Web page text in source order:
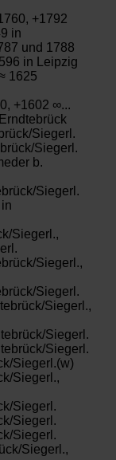
+1792
in
und 1788
in Leipzig
1625
+1602 ∞...
Siegerl.
Siegerl.
b.
Siegerl.
Siegerl.,
Siegerl.,
Siegerl.
Siegerl.,
Siegerl.
Siegerl.
Siegerl.(w)
Siegerl.,
Siegerl.
Siegerl.
Siegerl.
Siegerl.,